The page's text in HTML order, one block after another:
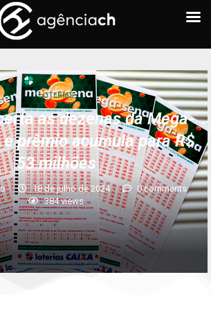
LOTERIAS
as dezenas da Mega-
prêmio acumula para R$
53 milhões
18 de julho de 2024
0 comments
384views